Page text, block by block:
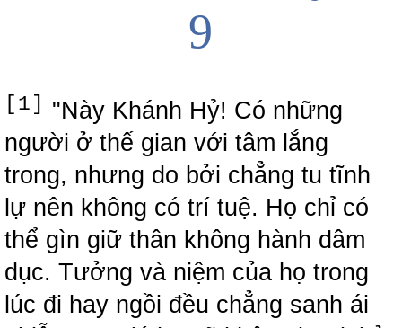
9
[1]
"Này Khánh Hỷ! Có những
người ở thế gian với tâm lắng
trong, nhưng do bởi chẳng tu tĩnh
lự nên không có trí tuệ. Họ chỉ có
thể gìn giữ thân không hành dâm
dục. Tưởng và niệm của họ trong
lúc đi hay ngồi đều chẳng sanh ái